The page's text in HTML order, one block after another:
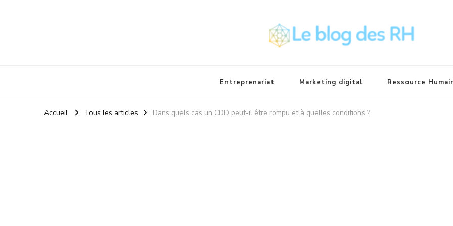
Entreprenariat Marketing digital Ressource
Accueil Tous les articles Dans quels cas un CDD peut-il être rompu et à quelles conditions ?